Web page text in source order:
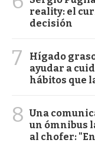
reality: el
decisión
7
Hígado
ayudar a
hábitos que
8 Una
un ómnibus
al chofer: